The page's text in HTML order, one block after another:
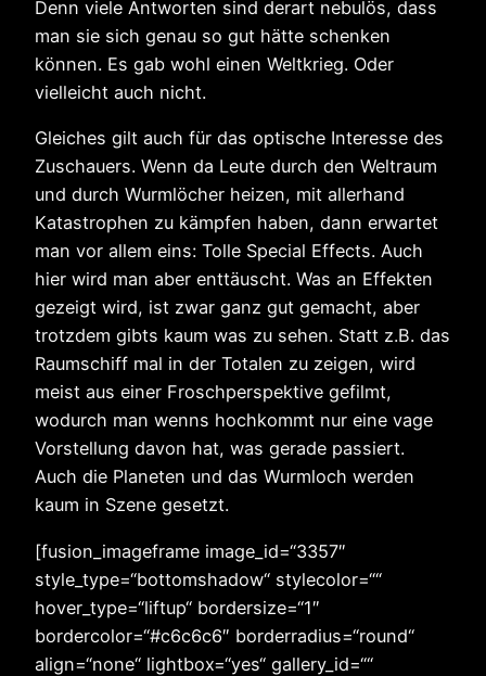
Denn viele Antworten sind derart nebulös, dass
man sie sich genau so gut hätte schenken
können. Es gab wohl einen Weltkrieg. Oder
vielleicht auch nicht.
Gleiches gilt auch für das optische Interesse des
Zuschauers. Wenn da Leute durch den Weltraum
und durch Wurmlöcher heizen, mit allerhand
Katastrophen zu kämpfen haben, dann erwartet
man vor allem eins: Tolle Special Effects. Auch
hier wird man aber enttäuscht. Was an Effekten
gezeigt wird, ist zwar ganz gut gemacht, aber
trotzdem gibts kaum was zu sehen. Statt z.B. das
Raumschiff mal in der Totalen zu zeigen, wird
meist aus einer Froschperspektive gefilmt,
wodurch man wenns hochkommt nur eine vage
Vorstellung davon hat, was gerade passiert.
Auch die Planeten und das Wurmloch werden
kaum in Szene gesetzt.
[fusion_imageframe image_id=“3357″
style_type=“bottomshadow“ stylecolor=““
hover_type=“liftup“ bordersize=“1″
bordercolor=“#c6c6c6″ borderradius=“round“
align=“none“ lightbox=“yes“ gallery_id=““